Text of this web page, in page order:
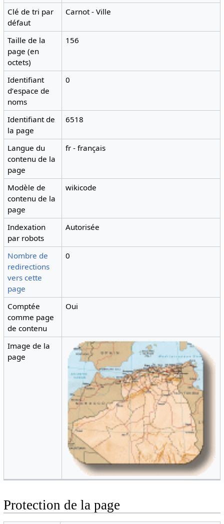
Clé de tri par
défaut
Carnot - Ville
Taille de la
page (en
octets)
156
Identifiant
dʼespace de
noms
0
Identifiant de
la page
6518
Langue du
contenu de la
page
fr - français
Modèle de
contenu de la
page
wikicode
Indexation
par robots
Autorisée
Nombre de
redirections
vers cette
page
0
Comptée
comme page
de contenu
Oui
Image de la
page
Protection de la page